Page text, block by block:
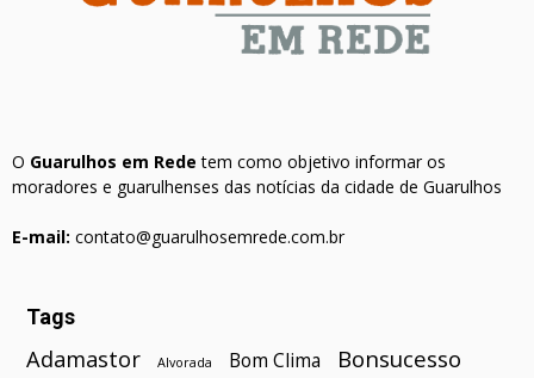
O Guarulhos em Rede tem como objetivo informar os
moradores e guarulhenses das notícias da cidade de Guarulhos
E-mail: contato@guarulhosemrede.com.br
Tags
Adamastor Alvorada Bom Clima Bonsucesso